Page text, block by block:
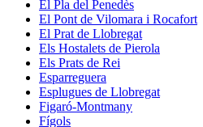
El Pla del Penedès
El Pont de Vilomara i Rocafort
El Prat de Llobregat
Els Hostalets de Pierola
Els Prats de Rei
Esparreguera
Esplugues de Llobregat
Figaró-Montmany
Fígols